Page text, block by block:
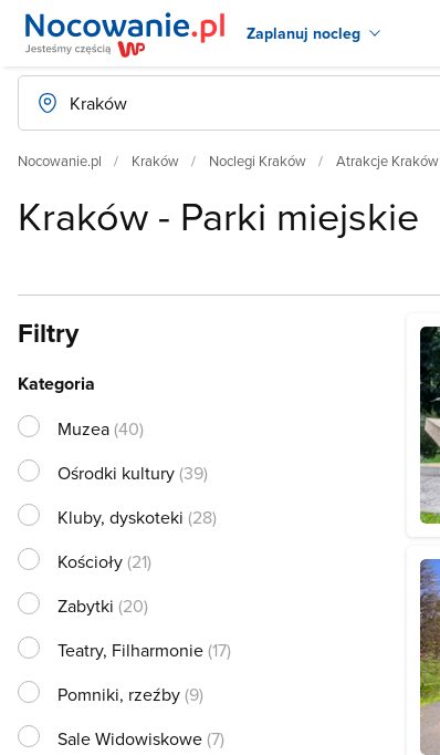
Zaplanuj nocleg
Nocowanie.pl Kraków Noclegi Kraków Atrakcje Kraków
Kraków - Parki miejskie
Filtry
Kategoria
Muzea(40)
Ośrodki kultury(39)
Kluby, dyskoteki (28)
Kościoły(21)
Zabytki (20)
Teatry, Filharmonie(17)
Pomniki, rzeźby(9)
Sale Widowiskowe(7)